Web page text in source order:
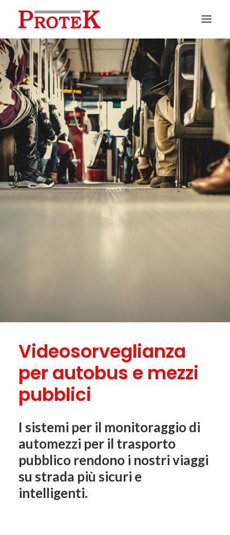
HOME
CHI SIAMO
SOLUZIONI
NEWS
CONTATTI
PREVENTIVI
ASSISTENZA
Videosorveglianza
per autobus e mezzi
pubblici
I sistemi per il monitoraggio di
automezzi per il trasporto
pubblico rendono i nostri viaggi
su strada più sicuri e
intelligenti.